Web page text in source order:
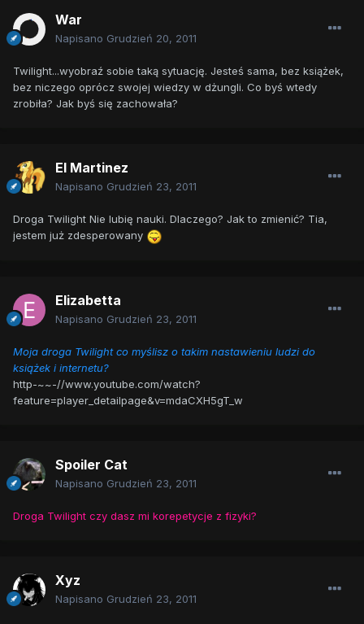
War
Napisano Grudzień 20, 2011
Twilight...wyobraź sobie taką sytuację. Jesteś sama, bez książek,
bez niczego oprócz swojej wiedzy w dżungli. Co byś wtedy
zrobiła? Jak byś się zachowała?
El Martinez
Napisano Grudzień 23, 2011
Droga Twilight Nie lubię nauki. Dlaczego? Jak to zmienić? Tia,
jestem już zdesperowany
Elizabetta
Napisano Grudzień 23, 2011
Moja droga Twilight co myślisz o takim nastawieniu ludzi do
książek i internetu?
http-~~-//www.youtube.com/watch?
feature=player_detailpage&v=mdaCXH5gT_w
Spoiler Cat
Napisano Grudzień 23, 2011
Droga Twilight czy dasz mi korepetycje z fizyki?
Xyz
Napisano Grudzień 23, 2011